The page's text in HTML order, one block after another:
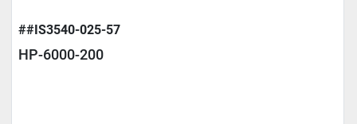
##IS3540-025-57
HP-6000-200